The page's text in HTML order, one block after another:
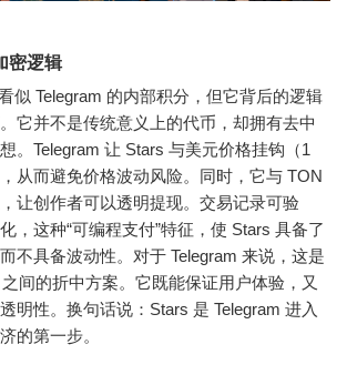
密逻辑
似 Telegram 的内部积分，但它背后的逻辑
它并不是传统意义上的代币，却拥有去中
。Telegram 让 Stars 与美元价格挂钩（1
从而避免价格波动风险。同时，它与 TON
让创作者可以透明提现。交易记录可验
，这种“可编程支付”特征，使 Stars 具备了
不具备波动性。对于 Telegram 来说，这是
间的折中方案。它既能保证用户体验，又
明性。 换句话说： Stars 是 Telegram 进入
的第一步。